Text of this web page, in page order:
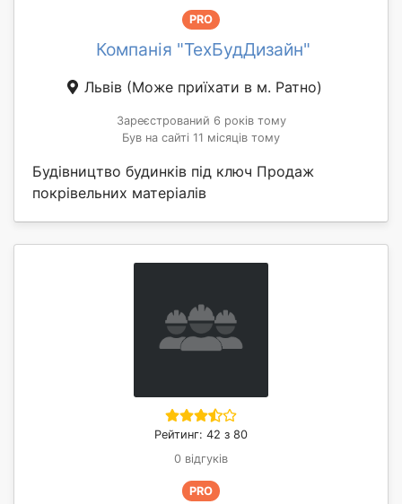
PRO
Компанія "ТехБудДизайн"
Львів (Може приїхати в м. Ратно)
Зареєстрований 6 років тому
Був на сайті 11 місяців тому
Будівництво будинків під ключ Продаж
покрівельних матеріалів
Рейтинг: 42 з 80
0 відгуків
PRO